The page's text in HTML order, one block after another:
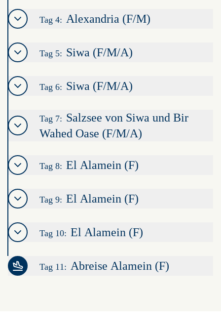
Tag 4: Alexandria (F/M)
Tag 5: Siwa (F/M/A)
Tag 6: Siwa (F/M/A)
Tag 7: Salzsee von Siwa und Bir
Wahed Oase (F/M/A)
Tag 8: El Alamein (F)
Tag 9: El Alamein (F)
Tag 10: El Alamein (F)
Tag 11: Abreise Alamein (F)